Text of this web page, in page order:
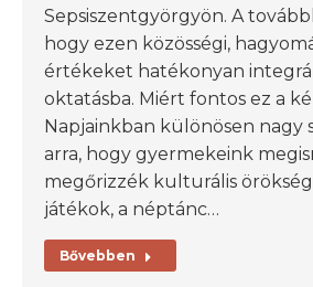
Sepsiszentgyörgyön. A
hogy ezen közösségi,
értékeket hatékonyan
oktatásba. Miért fontos ez a
Napjainkban különösen nagy
arra, hogy gyermekeink
megőrizzék kulturális
játékok, a néptánc…
Bővebben